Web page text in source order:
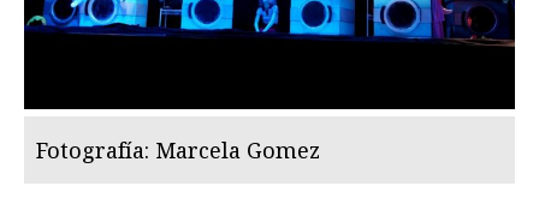
Fotografía: Marcela Gomez